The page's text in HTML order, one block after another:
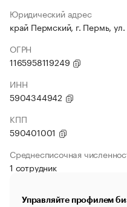
Юридический адрес
край Пермский, г. Пермь,
ОГРН
1165958119249
ИНН
5904344942
КПП
590401001
Среднесписочная
1 сотрудник
Управляйте профилем